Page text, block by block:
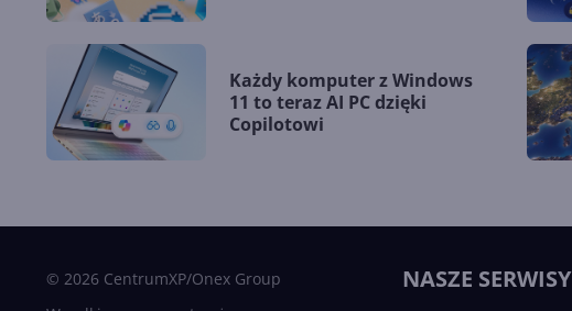
Każdy komputer z Windows
11 to teraz AI PC dzięki
Copilotowi
© 2026 CentrumXP/Onex Group
NASZE SERWISY